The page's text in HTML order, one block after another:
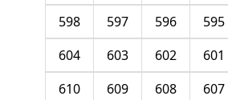
595
596
597
598
601
602
603
604
607
608
609
610